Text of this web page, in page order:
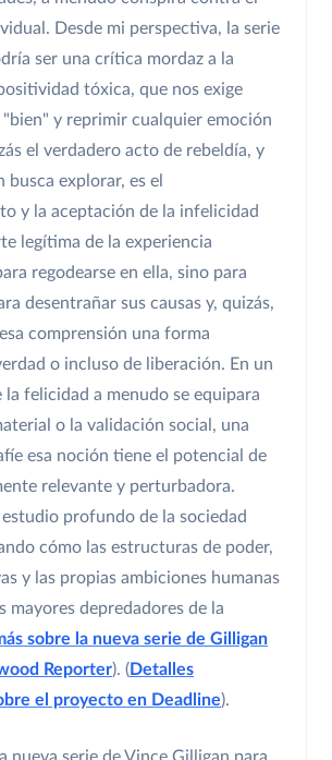
Desde mi perspectiva, la serie
ser una crítica mordaz a la
tóxica, que nos exige
"bien" y reprimir cualquier emoción
el verdadero acto de rebeldía, y
busca explorar, es el
y la aceptación de la infelicidad
legítima de la experiencia
regodearse en ella, sino para
desentrañar sus causas y, quizás,
comprensión una forma
o incluso de liberación. En un
la felicidad a menudo se equipara
o la validación social, una
esa noción tiene el potencial de
relevante y perturbadora.
estudio profundo de la sociedad
cómo las estructuras de poder,
y las propias ambiciones humanas
mayores depredadores de la
sobre la nueva serie de Gilligan
Reporter). (Detalles
el proyecto en Deadline).